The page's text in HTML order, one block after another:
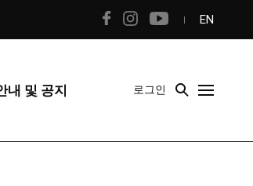
EN
내 및 공지 로그인